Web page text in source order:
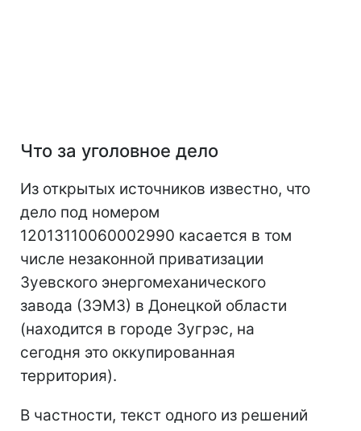
Что за уголовное дело
Из открытых источников известно, что
дело под номером
12013110060002990 касается в том
числе незаконной приватизации
Зуевского энергомеханического
завода (ЗЭМЗ) в Донецкой области
(находится в городе Зугрэс, на
сегодня это оккупированная
территория).
В частности, текст одного из решений